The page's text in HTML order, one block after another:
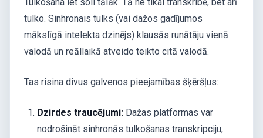
tulko. Sinhronais tulks (vai dažos gadījumos
mākslīgā intelekta dzinējs) klausās runātāju vienā
valodā un reāllaikā atveido teikto citā valodā.
Tas risina divus galvenos pieejamības šķēršļus:
Dzirdes traucējumi: Dažas platformas var
nodrošināt sinhronās tulkošanas transkripciju,